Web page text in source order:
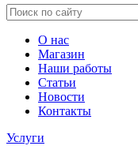
О нас
Магазин
Наши работы
Статьи
Новости
Контакты
Услуги